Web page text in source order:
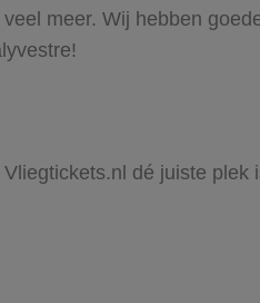
meer. Wij hebben
dé juiste plek